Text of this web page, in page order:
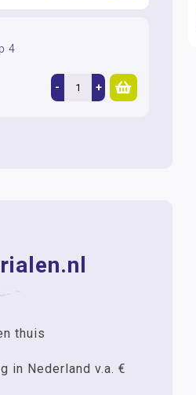
4
- +
thuis
in Nederland v.a. €